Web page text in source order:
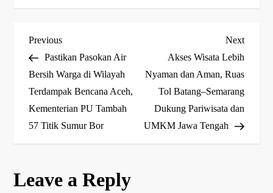
P
o
s
t
a
Previous
Post
Previous
Pastikan Pasokan Air
Bersih Warga di Wilayah
Terdampak Bencana Aceh,
Kementerian PU Tambah
57 Titik Sumur Bor
Next
Post
Next
Akses Wisata Lebih
Nyaman dan Aman, Ruas
Tol Batang–Semarang
Dukung Pariwisata dan
UMKM Jawa Tengah
Leave a Reply